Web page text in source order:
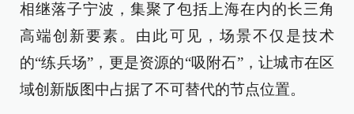
相继落子宁波，集聚了包括上海在内的长三角
高端创新要素。由此可见，场景不仅是技术
的“练兵场”，更是资源的“吸附石”，让城市在区
域创新版图中占据了不可替代的节点位置。